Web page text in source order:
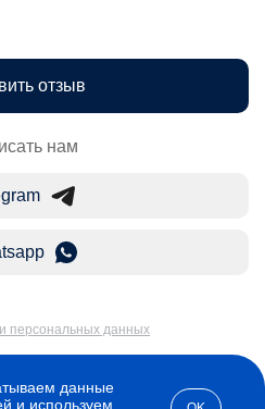
отзыв
нам
персональных данных
образование в России.
данные
и используем